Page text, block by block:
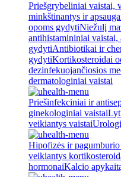
Priešgrybeliniai vaistai,
minkštinantys ir
opoms gydytiNiežulį
antihistamininiai vaistai,
gydytiAntibiotikai ir
gydytiKortikosteroidai
dezinfekuojančiosios
dermatologiniai vaistai
Priešinfekciniai ir
ginekologiniai vaistai
veikiantys vaistai
Hipofizės ir
veikiantys
hormonaiKalcio